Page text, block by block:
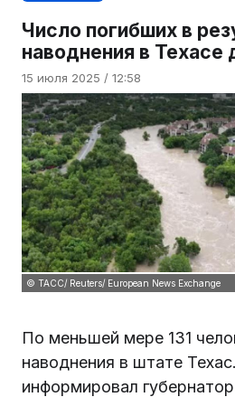
Число погибших в
наводнения в Техасе
15 июля 2025 / 12:58
© ТАСС/ Reuters/ European News Exchange
По меньшей мере 131
наводнения в штате
информировал